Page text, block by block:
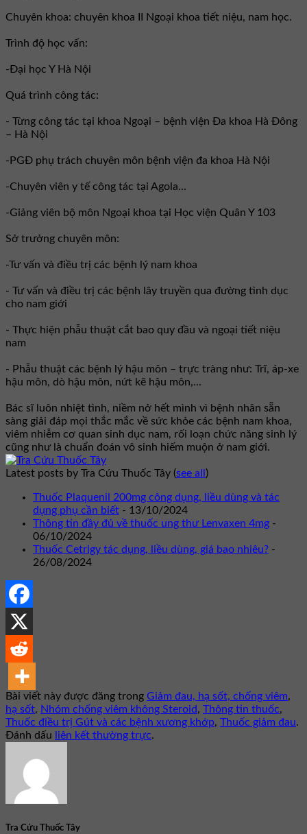
Chuyên khoa: chuyên khoa II Ngoại khoa tiết niệu, nam học.
Trình độ học vấn:
-Đại học Y Hà Nội
Quá trình công tác:
- Từng công tác tại khoa Ngoại – bệnh viện Đa khoa Hà Đông
– Hà Nội
-PGĐ phụ trách chuyên môn bệnh viện đa khoa Hà Nội
-Chuyên viên y tế công tác tại Agola...
-Giảng viên bộ môn Ngoại khoa tại Học viện Quân Y 103
Sở trưởng chuyên môn:
-Tư vấn và điều trị các bệnh lý nam khoa
- Tư vấn và điều trị các bệnh lây truyền qua đường tình dục
cho nam giới
- Thực hiện phẫu thuật cắt bao quy đầu và ngoại tiết niệu
nam
- Phẫu thuật các bệnh lý hậu môn – trực tràng như: Trĩ, áp-xe
hậu môn, dò hậu môn, nứt kẽ hậu môn,...
Bác sĩ luôn nhiệt tình, niềm nở hết mình vì bệnh nhân sẵn
sàng giải đáp mọi thắc mắc về sức khỏe các bệnh nam khoa,
viêm nhiễm cơ quan sinh dục nam, rối loạn chức năng sinh lý
cũng như là chuẩn đoán vô sinh hiếm muộn ở nam giới.
Latest posts by Tra Cứu Thuốc Tây (see all )
Thuốc Plaquenil 200mg công dụng, liều dùng và tác
dụng phụ cần biết - 13/10/2024
Thông tin đầy đủ về thuốc ung thư Lenvaxen 4mg -
06/10/2024
Thuốc Cetrigy tác dụng, liều dùng, giá bao nhiêu? -
26/08/2024
Bài viết này được đăng trong Giảm đau, hạ sốt, chống viêm,
hạ sốt, Nhóm chống viêm không Steroid, Thông tin thuốc,
Thuốc điều trị Gút và các bệnh xương khớp, Thuốc giảm đau.
Đánh dấu
liên kết thường trực.
Tra Cứu Thuốc Tây